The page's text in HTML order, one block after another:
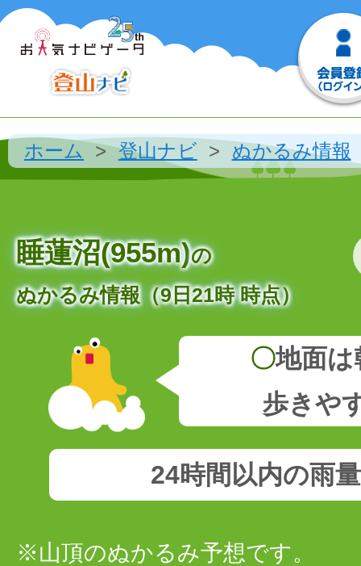
ホーム 登山ナビ ぬかるみ情報
睡蓮沼(955m)の
ぬかるみ情報（9日21時 時点）
〇地面
歩きや
24時間以内の雨
※山頂のぬかるみ予想です。